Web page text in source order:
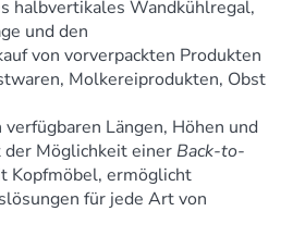
halbvertikales Wandkühlregal,
und den
von vorverpackten Produkten
Molkereiprodukten, Obst
Längen, Höhen und
Möglichkeit einerBack-to-
Kopfmöbel, ermöglicht
für jede Art von